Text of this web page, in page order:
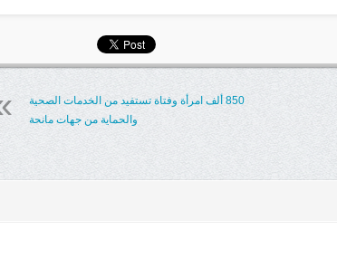
850 ألف امرأة وفتاة تستفيد من الخدمات الصحية
والحماية من جهات مانحة